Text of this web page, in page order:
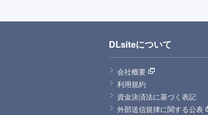
DLsiteについて
会社概要
利用規約
資金決済法に基づく表記
外部送信規律に関する公表